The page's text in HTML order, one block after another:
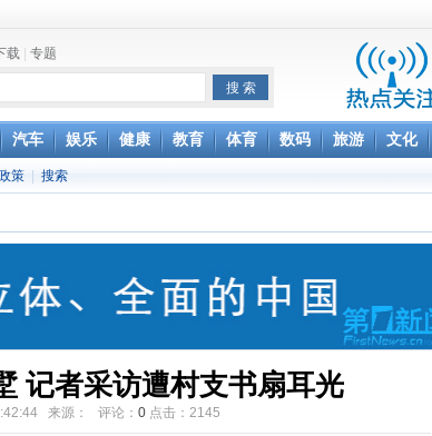
所有图书订单
载 专题
汽车 娱乐 健康 教育 体育 数码 旅游 文化
策 搜索
记者采访遭村支书扇耳光
来源： 评论： 0点击： 2145